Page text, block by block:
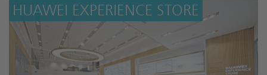
HUAWEI EXPERIENCE STORE